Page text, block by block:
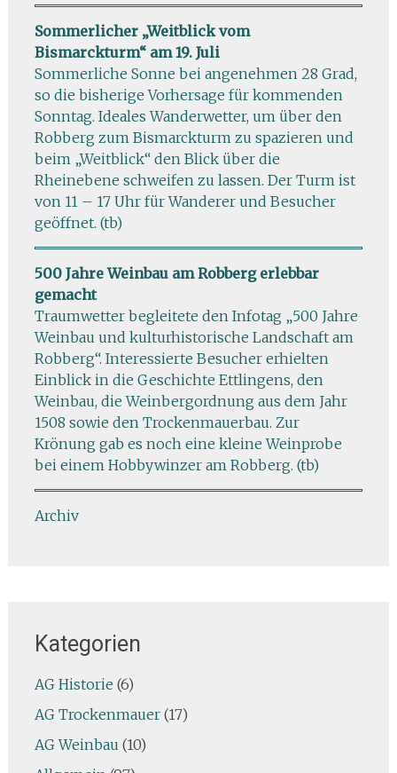
Sommerlicher „Weitblick vom
Bismarckturm“ am 19. Juli
Sommerliche Sonne bei angenehmen 28 Grad,
so die bisherige Vorhersage für kommenden
Sonntag. Ideales Wanderwetter, um über den
Robberg zum Bismarckturm zu spazieren und
beim „Weitblick“ den Blick über die
Rheinebene schweifen zu lassen. Der Turm ist
von 11 – 17 Uhr für Wanderer und Besucher
geöffnet. (tb)
500 Jahre Weinbau am Robberg erlebbar
gemacht
Traumwetter begleitete den Infotag „500 Jahre
Weinbau und kulturhistorische Landschaft am
Robberg“. Interessierte Besucher erhielten
Einblick in die Geschichte Ettlingens, den
Weinbau, die Weinbergordnung aus dem Jahr
1508 sowie den Trockenmauerbau. Zur
Krönung gab es noch eine kleine Weinprobe
bei einem Hobbywinzer am Robberg. (tb)
Archiv
Kategorien
AG Historie (6)
AG Trockenmauer(17)
AG Weinbau (10)